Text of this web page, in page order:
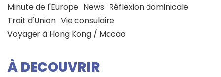
Minute de l'Europe News Réflexion dominicale
Trait d'Union Vie consulaire
Voyager à Hong Kong / Macao
À DECOUVRIR